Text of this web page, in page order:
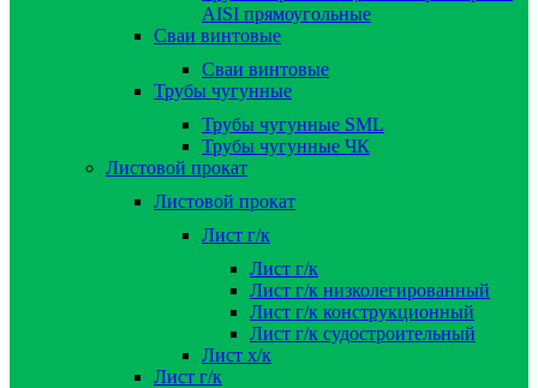
AISI прямоугольные
Сваи винтовые
Сваи винтовые
Трубы чугунные
Трубы чугунные SML
Трубы чугунные ЧК
Листовой прокат
Листовой прокат
Лист г/к
Лист г/к
Лист г/к низколегированный
Лист г/к конструкционный
Лист г/к судостроительный
Лист х/к
Лист г/к